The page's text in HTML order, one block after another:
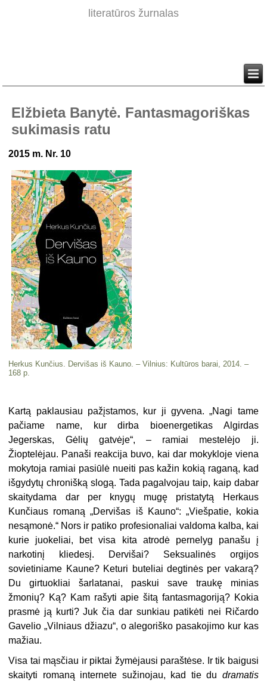
literatūros žurnalas
Elžbieta Banytė. Fantasmagoriškas
sukimasis ratu
2015 m. Nr. 10
Herkus Kunčius. Dervišas iš Kauno. – Vilnius: Kultūros barai, 2014. –
168 p.
Kartą paklausiau pažįstamos, kur ji gyvena. „Nagi tame
pačiame name, kur dirba bioenergetikas Algirdas
Jegerskas, Gėlių gatvėje“, – ramiai mestelėjo ji.
Žioptelėjau. Panaši reakcija buvo, kai dar mokykloje viena
mokytoja ramiai pasiūlė nueiti pas kažin kokią raganą, kad
išgydytų chronišką slogą. Tada pagalvojau taip, kaip dabar
skaitydama dar per knygų mugę pristatytą Herkaus
Kunčiaus romaną „Dervišas iš Kauno“: „Viešpatie, kokia
nesąmonė.“ Nors ir patiko profesionaliai valdoma kalba, kai
kurie juokeliai, bet visa kita atrodė pernelyg panašu į
narkotinį kliedesį. Dervišai? Seksualinės orgijos
sovietiniame Kaune? Keturi buteliai degtinės per vakarą?
Du girtuokliai šarlatanai, paskui save traukę minias
žmonių? Ką? Kam rašyti apie šitą fantasmagoriją? Kokia
prasmė ją kurti? Juk čia dar sunkiau patikėti nei Ričardo
Gavelio „Vilniaus džiazu“, o alegoriško pasakojimo kur kas
mažiau.
Visa tai mąsčiau ir piktai žymėjausi paraštėse. Ir tik baigusi
skaityti romaną internete sužinojau, kad tie du dramatis